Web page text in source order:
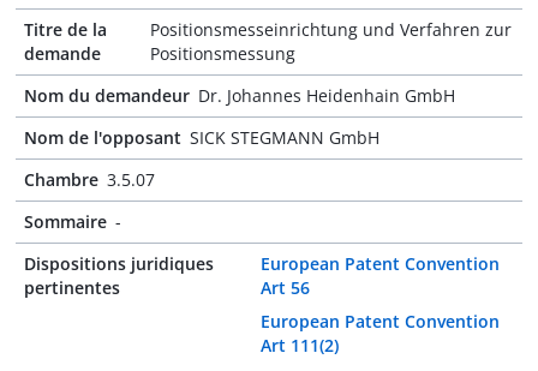
Titre de la
demande
Positionsmesseinrichtung und Verfahren zur
Positionsmessung
Nom du demandeur Dr. Johannes Heidenhain GmbH
Nom de l'opposant SICK STEGMANN GmbH
Chambre 3.5.07
Sommaire -
Dispositions juridiques
pertinentes
European Patent Convention
Art 56
European Patent Convention
Art 111(2)